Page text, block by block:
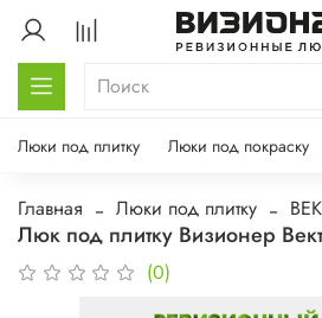
Люки под плитку Люки под покраску
Главная Люки под плитку
Люк под плитку Визионер
(0)